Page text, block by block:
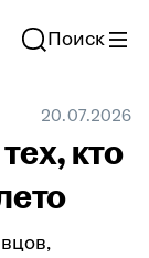
Поиск
20.07.2026
кто